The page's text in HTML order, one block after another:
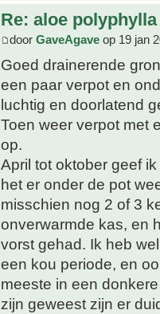
Re: aloe polyphylla
door GaveAgave op 19 jan
Goed drainerende
een paar verpot en
luchtig en doorlatend
Toen weer verpot met
op.
April tot oktober geef
het er onder de pot
misschien nog 2 of 3
onverwarmde kas, en
vorst gehad. Ik heb
een kou periode, en
meeste in een
zijn geweest zijn er